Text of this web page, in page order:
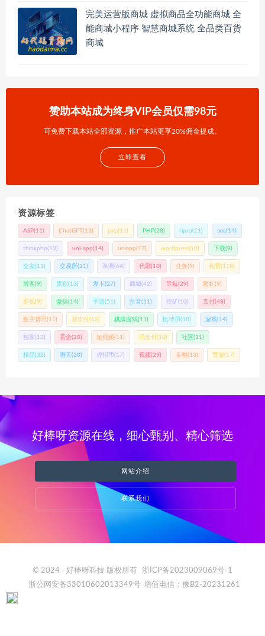
完美运营版商城 虚拟商品全功能商城 全
能商城小程序 智慧商城系统 全品类百货
商城
赞助本站成为终身VIP会员仅需98元
可免费下载本站全部资源，推广本站更享20%佣金提成。
立即查看
资源标签
ASP(11) ChatGPT(13) java(11) PHP(28) ripro(11) seo(14)
thinkphp(13) uni-app(14) uniapp(17) wordpress(10) 下载(9)
交友(11) 交易所(21) 亲测 (64) 代刷 (10) 任务(9) 免费(118)
博客(9) 原创 (13) 发卡(27) 商城(42) 导航(29) 彩虹(9)
影视(9) 微信(14) 手游(51) 抖音(11) 挖矿(10) 支付(48)
数字货币(11) 易支付(13) 棋牌游戏(11) 比特币(10) 游戏(14)
独家(13) 盲盒(20) 短视频(11) 码支付(10) 社区(11)
精品(32) 聊天(20) 虚拟币(17) 视频(29) 金融(13) 页游(17)
好棒呀资源在线，细心甄别、精心筛选
网站介绍
联系我们
© 2024 - 好棒呀科技 版权所有
浙ICP备2023009069号-1
浙公网安备33010602013349号 增值电信：豫B2-20231261